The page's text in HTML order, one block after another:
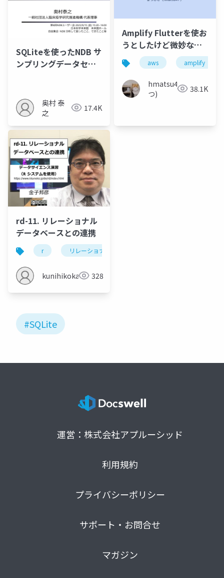
SQLiteを使ったNDB サ
ンプリングデータセッ
奥村 泰
之
17.4K
Amplify Flutterを使お
うとしたけど微妙な結
果に終わった話
aws amplify
hmatsu47(ま
つ)
38.1K
rd-11. リレーショナル
データベースとの連携
r リレーショナルデータベース
kunihikokaneko328
#SQLite
運営：株式会社アプルーシッド
利用規約
プライバシーポリシー
サポート・お問合せ
マガジン